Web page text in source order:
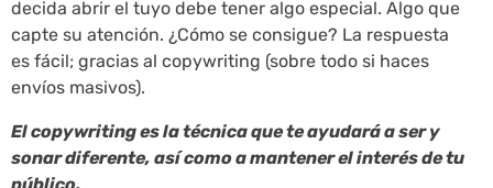
decida abrir el tuyo debe tener algo especial. Algo que
capte su atención. ¿Cómo se consigue? La respuesta
es fácil; gracias al copywriting (sobre todo si haces
envíos masivos).
El copywriting es la técnica que te ayudará a ser y
sonar diferente, así como a mantener el interés de tu